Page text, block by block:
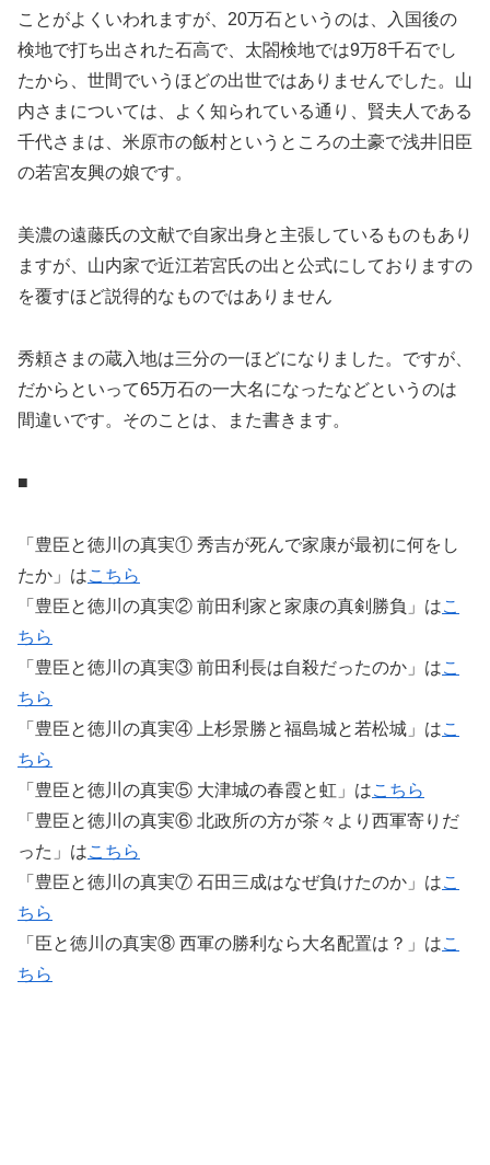
ことがよくいわれますが、20万石というのは、入国後の
検地で打ち出された石高で、太閤検地では9万8千石でし
たから、世間でいうほどの出世ではありませんでした。山
内さまについては、よく知られている通り、賢夫人である
千代さまは、米原市の飯村というところの土豪で浅井旧臣
の若宮友興の娘です。
美濃の遠藤氏の文献で自家出身と主張しているものもあり
ますが、山内家で近江若宮氏の出と公式にしておりますの
を覆すほど説得的なものではありません
秀頼さまの蔵入地は三分の一ほどになりました。ですが、
だからといって65万石の一大名になったなどというのは
間違いです。そのことは、また書きます。
■
「豊臣と徳川の真実① 秀吉が死んで家康が最初に何をし
たか」はこちら
「豊臣と徳川の真実② 前田利家と家康の真剣勝負」はこ
ちら
「豊臣と徳川の真実③ 前田利長は自殺だったのか」はこ
ちら
「豊臣と徳川の真実④ 上杉景勝と福島城と若松城」はこ
ちら
「豊臣と徳川の真実⑤ 大津城の春霞と虹」はこちら
「豊臣と徳川の真実⑥ 北政所の方が茶々より西軍寄りだ
った」はこちら
「豊臣と徳川の真実⑦ 石田三成はなぜ負けたのか」はこ
ちら
「臣と徳川の真実⑧ 西軍の勝利なら大名配置は？」はこ
ちら